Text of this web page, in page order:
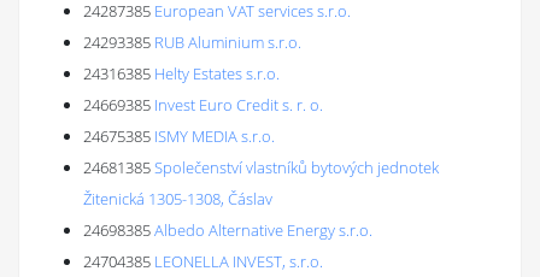
24287385 European VAT services s.r.o.
24293385 RUB Aluminium s.r.o.
24316385 Helty Estates s.r.o.
24669385 Invest Euro Credit s. r. o.
24675385 ISMY MEDIA s.r.o.
24681385Společenství vlastníků bytových jednotek
Žitenická 1305-1308, Čáslav
24698385Albedo Alternative Energy s.r.o.
24704385 LEONELLA INVEST, s.r.o.